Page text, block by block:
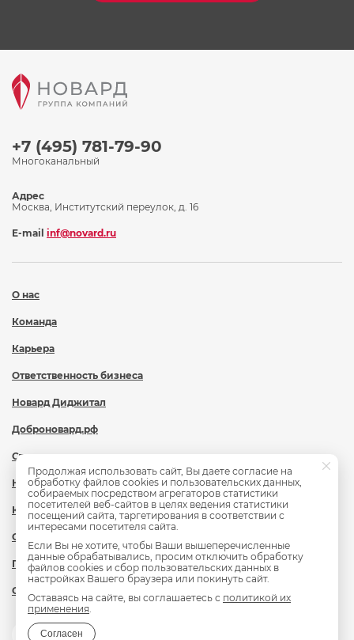
+7 (495) 781-79-90
Многоканальный
О нас
Команда
Карьера
Ответственность бизнеса
Новард Диджитал
Доброновард.рф
Статьи
Новости
Контакты
Охрана труда
Политика обработки персональных данных
Сведения об образовательной организации
Адрес
Москва, Институтский переулок, д. 16
E-mail inf@novard.ru
Продолжая использовать сайт, Вы даете согласие на
обработку файлов cookies и пользовательских данных,
собираемых посредством агрегаторов статистики
посетителей веб-сайтов в целях ведения статистики
посещений сайта, таргетирования в соответствии с
интересами посетителя сайта.
Если Вы не хотите, чтобы Ваши вышеперечисленные
данные обрабатывались, просим отключить обработку
файлов cookies и сбор пользовательских данных в
настройках Вашего браузера или покинуть сайт.
Оставаясь на сайте, вы соглашаетесь с политикой их
применения.
Согласен